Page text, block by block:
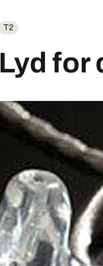
T2
Lyd for